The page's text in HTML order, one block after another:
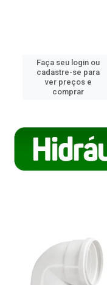
Faça seu login ou
cadastre-se para
ver preços e
comprar